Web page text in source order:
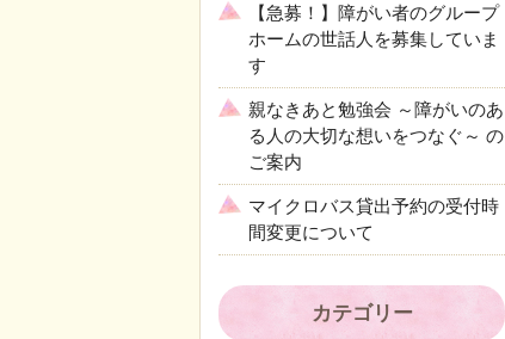
【急募！】障がい者のグループ
ホームの世話人を募集していま
す
親なきあと勉強会 ～障がいのあ
る人の大切な想いをつなぐ～ の
ご案内
マイクロバス貸出予約の受付時
間変更について
カテゴリー